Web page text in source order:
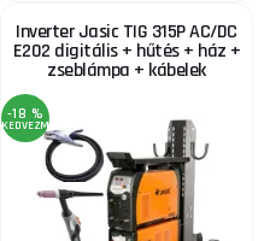
Inverter Jasic TIG 315P AC/DC
E202 digitális + hűtés + ház +
zseblámpa + kábelek
-18 %
KEDVEZMÉNY